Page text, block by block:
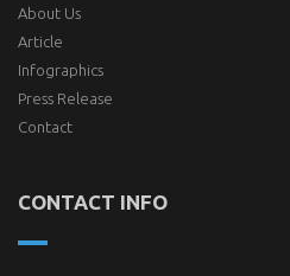
About Us
Article
Infographics
Press Release
Contact
CONTACT INFO